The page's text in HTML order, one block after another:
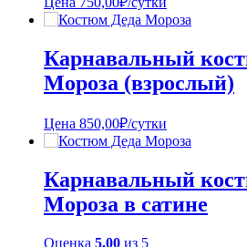
Карнавальный
Мороза (взрослый)
Цена 850,00₽/сутки
Карнавальный
Мороза в сатине
Оценка 5.00 из 5